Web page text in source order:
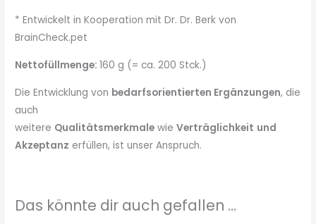
* Entwickelt in Kooperation mit Dr. Dr. Berk von
BrainCheck.pet
Nettofüllmenge:160 g (= ca. 200 Stck.)
Die Entwicklung von bedarfsorientierten Ergänzungen, die
auch
weitere Qualitätsmerkmale wieVerträglichkeit und
Akzeptanz erfüllen, ist unser Anspruch.
Das könnte dir auch gefallen …